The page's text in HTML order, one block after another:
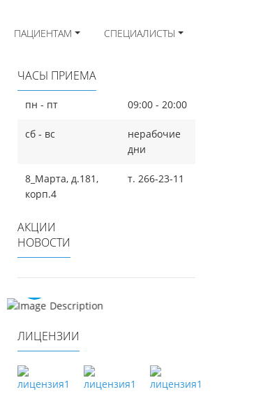
ПАЦИЕНТАМ СПЕЦИАЛИСТЫ
ЧАСЫ ПРИЕМА
пн - пт 09:00 - 20:00
сб - вс
нерабочие
дни
8_Марта, д.181,
корп.4
т. 266-23-11
АКЦИИ
НОВОСТИ
д. 181 корп.4
+7 (343)
266 23 11
ЛИЦЕНЗИИ